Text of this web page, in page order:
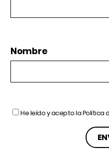
Nombre
He leído y acepto laPolítica